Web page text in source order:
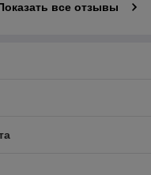
все отзывы